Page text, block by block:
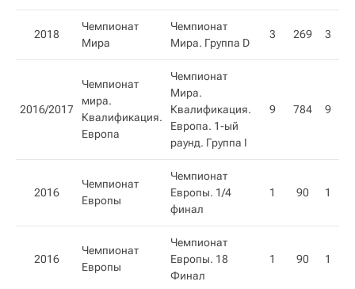
2018
Чемпионат
Мира
Чемпионат
Мира. Группа D
3 269 3
2016/2017
Чемпионат
мира.
Квалификация.
Европа
Чемпионат
Мира.
Квалификация.
Европа. 1-ый
раунд. Группа I
9 784 9
2016
Чемпионат
Европы
Чемпионат
Европы. 1/4
финал
1 90 1
2016
Чемпионат
Европы
Чемпионат
Европы. 18
Финал
1 90 1